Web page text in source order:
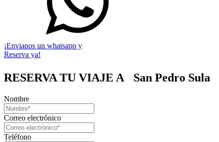
¡Envianos un whatsapp y
Reserva ya!
RESERVA TU VIAJE A San Pedro Sula
Nombre
Correo electrónico
Teléfono